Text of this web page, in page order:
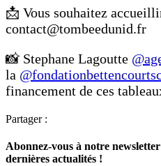
📩 Vous souhaitez
contact@tombeedunid.fr
📸 Stephane Lagoutte
la
financement de ces
Partager :
Abonnez-vous à notre
dernières actualités !